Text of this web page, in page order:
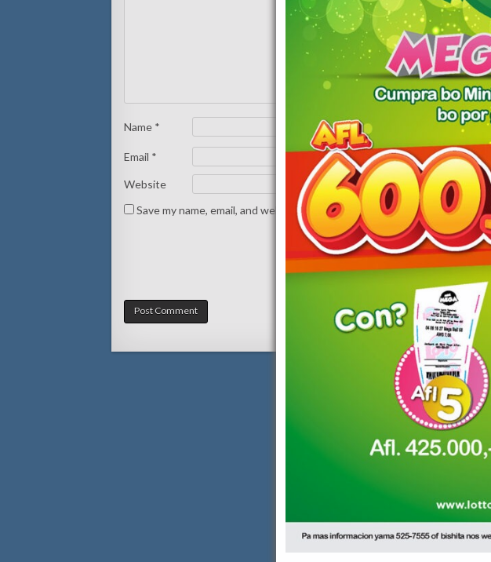
Name *
Email *
Website
Save my name, email, and website in this browser for the next time I